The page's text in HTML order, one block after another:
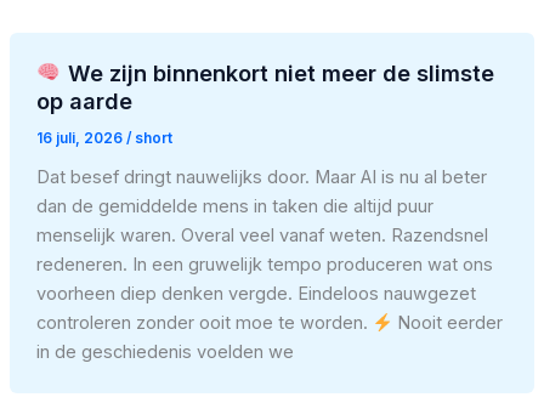
We zijn binnenkort niet meer de slimste
op aarde
16 juli, 2026 / short
Dat besef dringt nauwelijks door. Maar AI is nu al beter
dan de gemiddelde mens in taken die altijd puur
menselijk waren. Overal veel vanaf weten. Razendsnel
redeneren. In een gruwelijk tempo produceren wat ons
voorheen diep denken vergde. Eindeloos nauwgezet
controleren zonder ooit moe te worden.
Nooit eerder
in de geschiedenis voelden we